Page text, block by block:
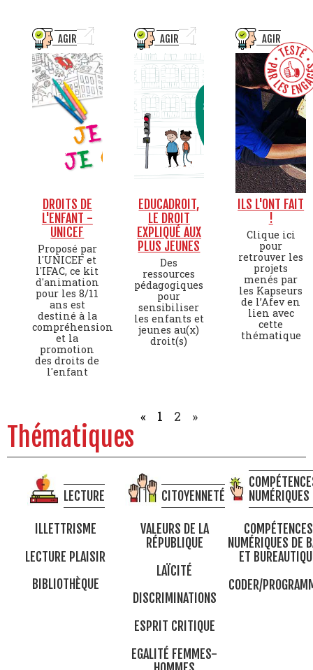
AGIR
DROITS DE
L'ENFANT -
UNICEF
Proposé par
l'UNICEF et
l'IFAC, ce kit
d'animation
pour les 8/11
ans est
destiné à la
compréhension
et la
promotion
des droits de
l'enfant
AGIR
EDUCADROIT,
LE DROIT
EXPLIQUÉ AUX
PLUS JEUNES
Des
ressources
pédagogiques
pour
sensibiliser
les enfants et
jeunes au(x)
droit(s)
AGIR
ILS L'ONT FAIT
!
Clique ici
pour
retrouver les
projets
menés par
les Kapseurs
de l’Afev en
lien avec
cette
thématique
« 1 2 »
Thématiques
LECTURE
ILLETTRISME
LECTURE PLAISIR
BIBLIOTHÈQUE
CITOYENNETÉ
VALEURS DE LA
RÉPUBLIQUE
LAÏCITÉ
DISCRIMINATIONS
ESPRIT CRITIQUE
EGALITÉ FEMMES-
NUMÉRIQUES
COMPÉTENCES
NUMÉRIQUES DE
ET
CODER/